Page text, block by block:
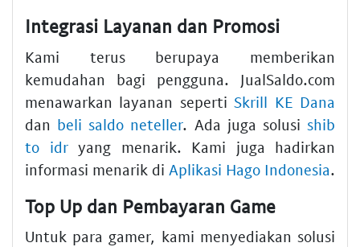
Integrasi Layanan dan Promosi
Kami terus berupaya memberikan
kemudahan bagi pengguna. JualSaldo.com
menawarkan layanan sepertiSkrill KE Dana
dan beli saldo neteller. Ada juga solusishib
to idryang menarik. Kami juga hadirkan
informasi menarik di Aplikasi Hago Indonesia.
Top Up dan Pembayaran Game
Untuk para gamer, kami menyediakan solusi